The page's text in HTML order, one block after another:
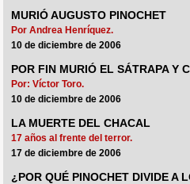
MURIÓ AUGUSTO PINOCHET
Por Andrea Henríquez.
10 de diciembre de 2006
POR FIN MURIÓ EL SÁTRAPA Y
Por: Víctor Toro.
10 de diciembre de 2006
LA MUERTE DEL CHACAL
17 años al frente del terror.
17 de diciembre de 2006
¿POR QUÉ PINOCHET DIVIDE A